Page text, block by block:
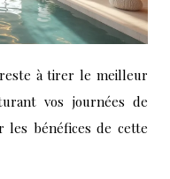
à tirer le meilleur
vos journées de
les bénéfices de cette